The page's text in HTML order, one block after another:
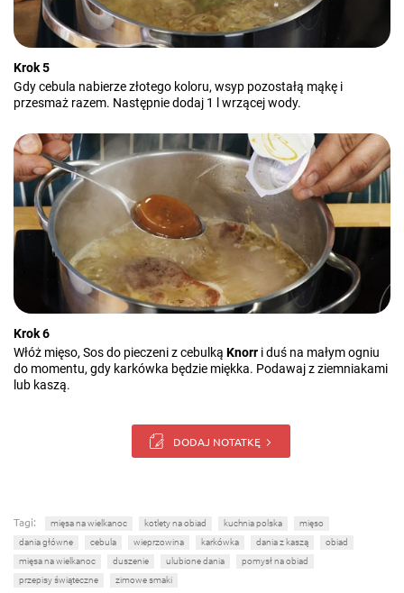
Krok 5
Gdy cebula nabierze złotego koloru, wsyp pozostałą mąkę i
przesmaż razem. Następnie dodaj 1 l wrzącej wody.
Krok 6
Włóż mięso, Sos do pieczeni z cebulką Knorr i duś na małym ogniu
do momentu, gdy karkówka będzie miękka. Podawaj z ziemniakami
lub kaszą.
DODAJ NOTATKĘ
Tagi: mięsa na wielkanoc kotlety na obiad kuchnia polska
mięso
dania główne
cebula wieprzowina karkówka dania z kaszą
obiad
mięsa na wielkanoc
duszenie ulubione dania
pomysł na obiad
przepisy świąteczne
zimowe smaki